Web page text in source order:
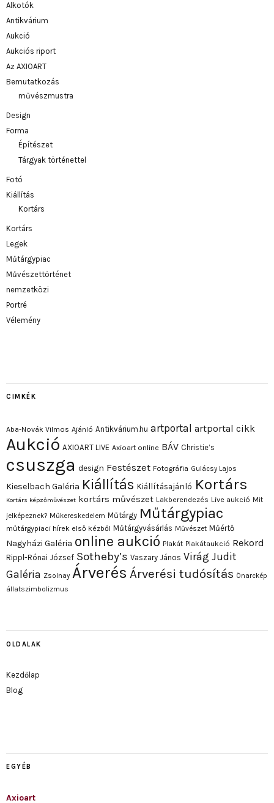
Alkotók
Antikvárium
Aukció
Aukciós riport
Az AXIOART
Bemutatkozás
művészmustra
Design
Forma
Építészet
Tárgyak történettel
Fotó
Kiállítás
Kortárs
Kortárs
Legek
Műtárgypiac
Művészettörténet
nemzetközi
Portré
Vélemény
CIMKÉK
Aba-Novák Vilmos Ajánló Antikvárium.hu artportal artportal cikk
Aukció AXIOART LIVE Axioart online BÁV Christie’s
csuszga design Festészet Fotográfia Gulácsy Lajos
Kieselbach Galéria Kiállítás Kiállításajánló Kortárs
Kortárs képzőművészet kortárs művészet Lakberendezés Live aukció Mit
jelképeznek? Műkereskedelem Műtárgy Műtárgypiac
műtárgypiaci hírek első kézből Műtárgyvásárlás Művészet Műértő
Nagyházi Galéria online aukció Plakát Plakátaukció Rekord
Rippl-Rónai József Sotheby’s Vaszary János Virág Judit
Galéria Zsolnay Árverés Árverési tudósítás Önarckép
állatszimbolizmus
OLDALAK
Kezdőlap
Blog
EGYÉB
Axioart